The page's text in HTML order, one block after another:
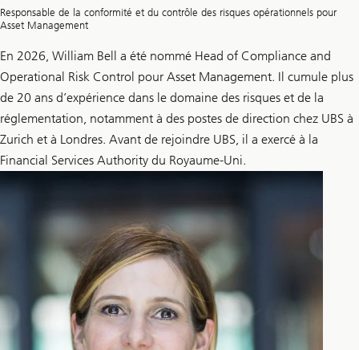
Responsable de la conformité et du contrôle des risques opérationnels pour
Asset Management
En 2026, William Bell a été nommé Head of Compliance and
Operational Risk Control pour Asset Management. Il cumule plus
de 20 ans d’expérience dans le domaine des risques et de la
réglementation, notamment à des postes de direction chez UBS à
Zurich et à Londres. Avant de rejoindre UBS, il a exercé à la
Financial Services Authority du Royaume-Uni.